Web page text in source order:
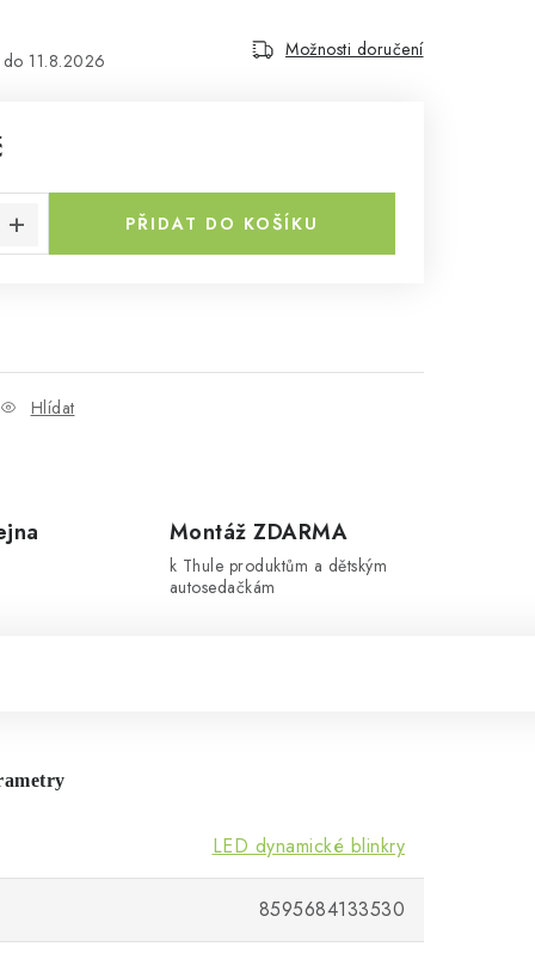
11.8.2026 Možnosti doručení
PŘIDAT DO KOŠÍKU
Hlídat
Montáž ZDARMA
k Thule produktům a dětským
autosedačkám
LED dynamické blinkry
8595684133530